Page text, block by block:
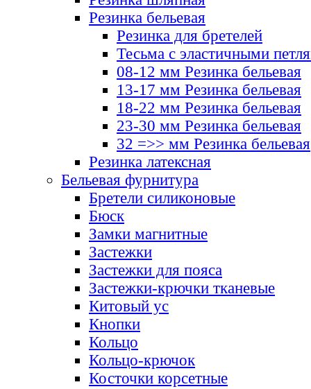
Резинка бельевая
Резинка для бретелей
Тесьма с эластичными
08-12 мм Резинка бельевая
13-17 мм Резинка бельевая
18-22 мм Резинка бельевая
23-30 мм Резинка бельевая
32 =>> мм Резинка бельевая
Резинка латексная
Бельевая фурнитура
Бретели силиконовые
Бюск
Замки магнитные
Застежки
Застежки для пояса
Застежки-крючки тканевые
Китовый ус
Кнопки
Кольцо
Кольцо-крючок
Косточки корсетные